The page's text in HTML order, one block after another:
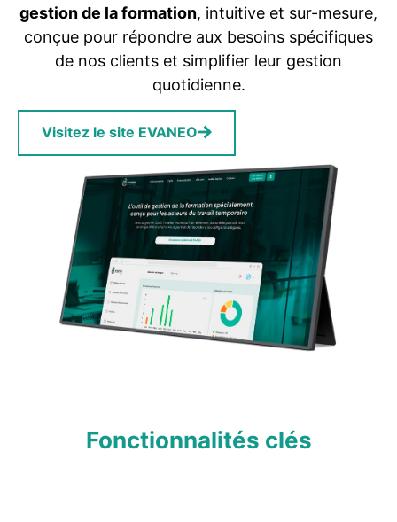
gestion de la formation, intuitive et sur-mesure,
conçue pour répondre aux besoins spécifiques
de nos clients et simplifier leur gestion
quotidienne.
Visitez le site EVANEO
Fonctionnalités clés